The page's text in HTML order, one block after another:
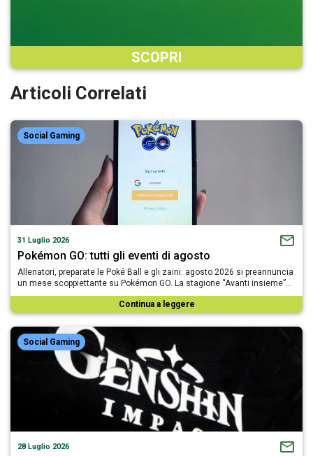
SCOPRI
Articoli Correlati
Social Gaming
31 Luglio 2026
Pokémon GO: tutti gli eventi di agosto
Allenatori, preparate le Poké Ball e gli zaini: agosto 2026 si preannuncia
un mese scoppiettante su Pokémon GO. La stagione “Avanti insieme”…
Continua a leggere
Social Gaming
28 Luglio 2026